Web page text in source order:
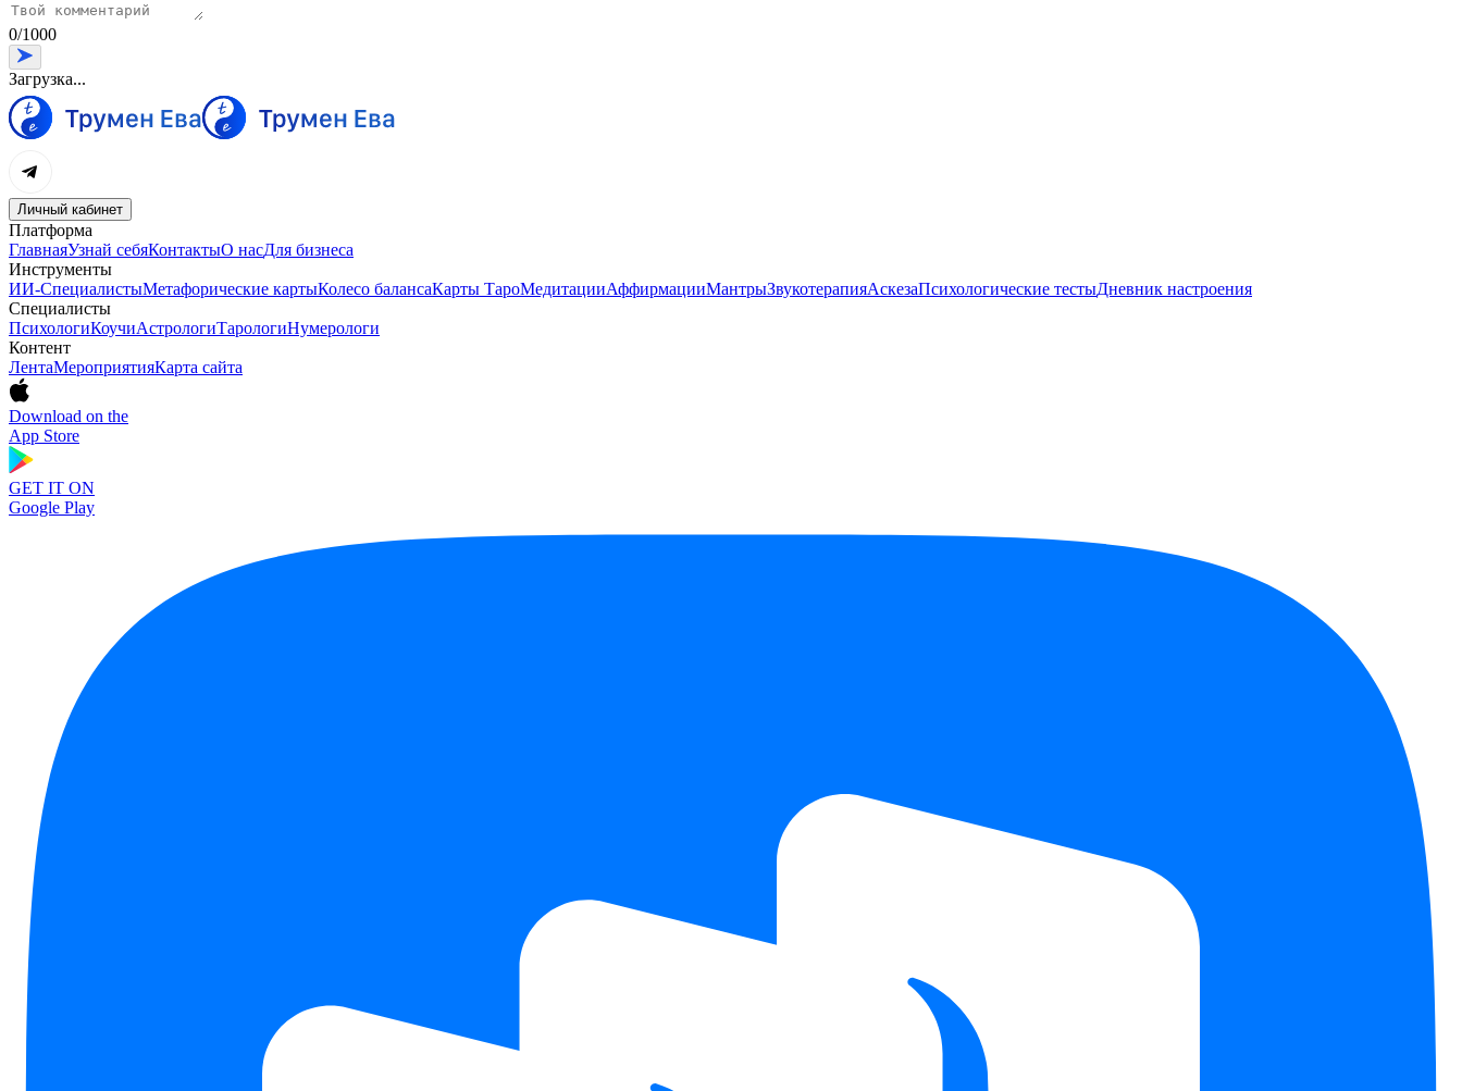
0/1000
Загрузка...
Личный кабинет
Платформа
ГлавнаяУзнай себяКонтактыО насДля бизнеса
Инструменты
ИИ-СпециалистыМетафорические картыКолесо балансаКарты ТароМедитацииАффирмацииМантрыЗвукотерапияАскезаПсихологические тестыДневник настроения
Специалисты
ПсихологиКоучиАстрологиТарологиНумерологи
Контент
ЛентаМероприятияКарта сайта
Download on the
App Store
GET IT ON
Google Play